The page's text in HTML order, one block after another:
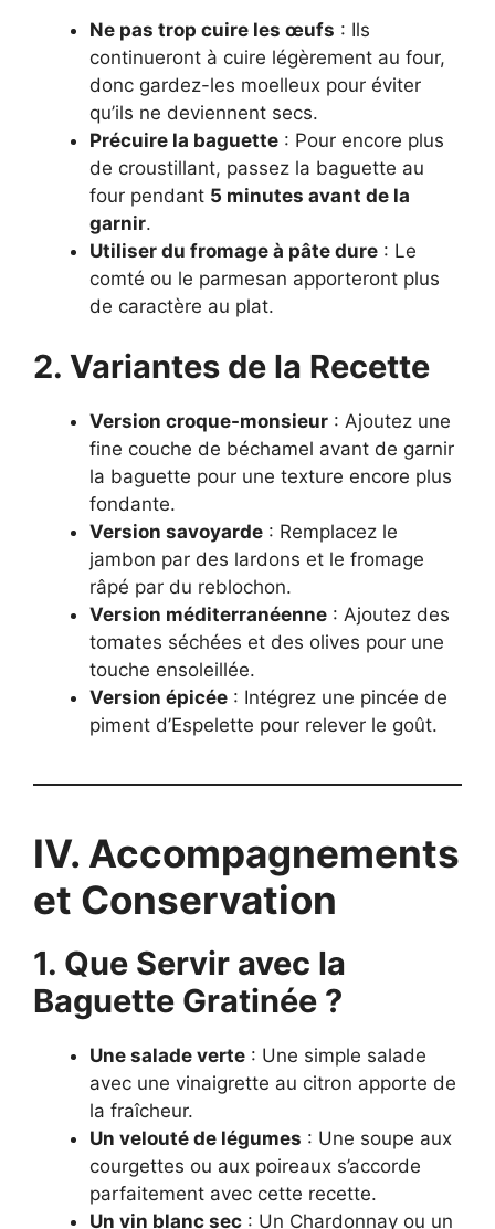
Ne pas trop cuire les œufs : Ils
continueront à cuire légèrement au four,
donc gardez-les moelleux pour éviter
qu’ils ne deviennent secs.
Précuire la baguette : Pour encore plus
de croustillant, passez la baguette au
four pendant 5 minutes avant de la
garnir.
Utiliser du fromage à pâte dure : Le
comté ou le parmesan apporteront plus
de caractère au plat.
2. Variantes de la Recette
Version croque-monsieur : Ajoutez une
fine couche de béchamel avant de garnir
la baguette pour une texture encore plus
fondante.
Version savoyarde : Remplacez le
jambon par des lardons et le fromage
râpé par du reblochon.
Version méditerranéenne : Ajoutez des
tomates séchées et des olives pour une
touche ensoleillée.
Version épicée : Intégrez une pincée de
piment d’Espelette pour relever le goût.
IV. Accompagnements
et Conservation
1. Que Servir avec la
Baguette Gratinée ?
Une salade verte : Une simple salade
avec une vinaigrette au citron apporte de
la fraîcheur.
Un velouté de légumes : Une soupe aux
courgettes ou aux poireaux s’accorde
parfaitement avec cette recette.
Un vin blanc sec : Un Chardonnay ou un